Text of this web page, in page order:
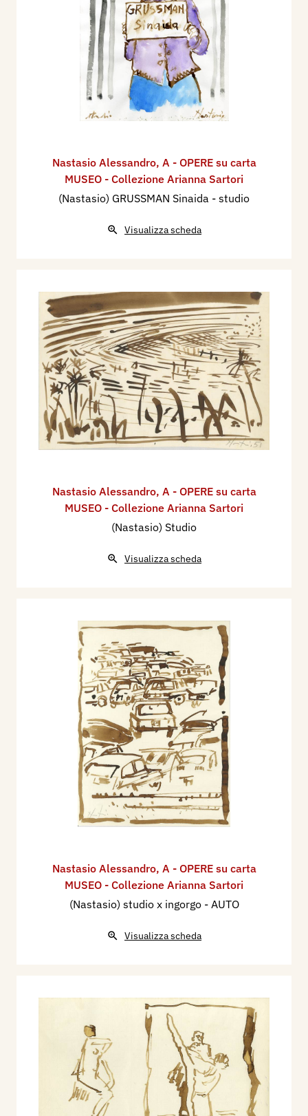
Nastasio Alessandro, A - OPERE su carta
MUSEO - Collezione Arianna Sartori
(Nastasio) GRUSSMAN Sinaida - studio
Visualizza scheda
Nastasio Alessandro, A - OPERE su carta
MUSEO - Collezione Arianna Sartori
(Nastasio) Studio
Visualizza scheda
Nastasio Alessandro, A - OPERE su carta
MUSEO - Collezione Arianna Sartori
(Nastasio) studio x ingorgo - AUTO
Visualizza scheda